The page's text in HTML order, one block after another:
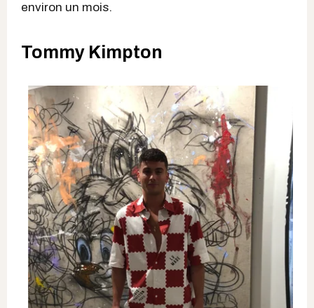
environ un mois.
Tommy Kimpton